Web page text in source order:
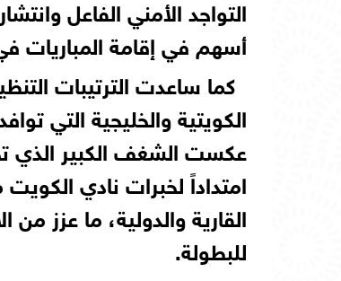
التواجد الأمني الفاعل
أسهم في إقامة المباريات
كما ساعدت الترتيبات
الكويتية والخليجية التي
عكست الشغف الكبير الذي
امتداداً لخبرات نادي
القارية والدولية، ما عزز
للبطولة.